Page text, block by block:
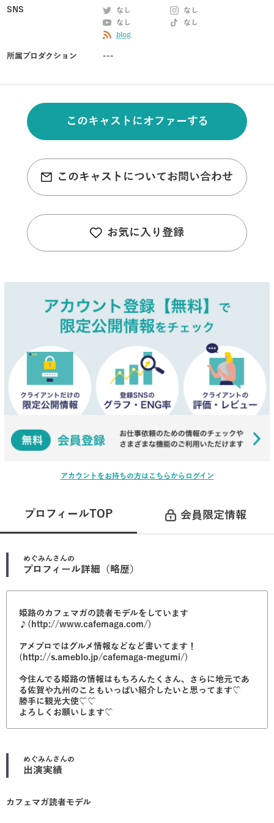
SNS
なし
なし
なし
なし
blog
所属プロダクション ---
このキャストにオファーする
このキャストについてお問い合わせ
お気に入り登録
アカウントをお持ちの方はこちらからログイン
プロフィールTOP 会員限定情報
めぐみん さんの
プロフィール詳細（略歴）
姫路のカフェマガの読者モデルをしています
♪(http://www.cafemaga.com/)
アメブロではグルメ情報などなど書いてます！
(http://s.ameblo.jp/cafemaga-megumi/)
今住んでる姫路の情報はもちろんたくさん、さらに地元であ
る佐賀や九州のこともいっぱい紹介したいと思ってます♡
勝手に観光大使♡♡
よろしくお願いします♡
めぐみん さんの
出演実績
カフェマガ読者モデル